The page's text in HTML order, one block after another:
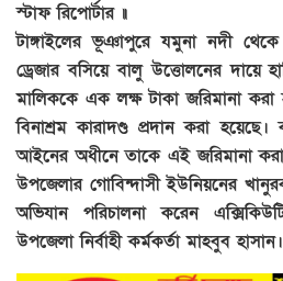
স্টাফ রিপোর্টার ॥
টাঙ্গাইলের ভূঞাপুরে যমুনা নদী
ড্রেজার বসিয়ে বালু উত্তোলনের দায়ে
মালিককে এক লক্ষ টাকা জরিমানা
বিনাশ্রম কারাদণ্ড প্রদান করা
আইনের অধীনে তাকে এই জরিমানা
উপজেলার গোবিন্দাসী ইউনিয়নের
অভিযান পরিচালনা করেন
উপজেলা নির্বাহী কর্মকর্তা মাহবুব হাসান।